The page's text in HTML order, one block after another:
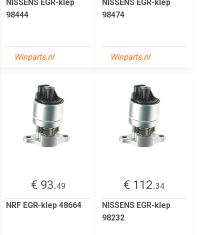
NISSENS EGR-klep
98444
Winparts.nl
NISSENS EGR-klep
98474
Winparts.nl
€ 93.49
NRF EGR-klep 48664
€ 112.34
NISSENS EGR-klep
98232